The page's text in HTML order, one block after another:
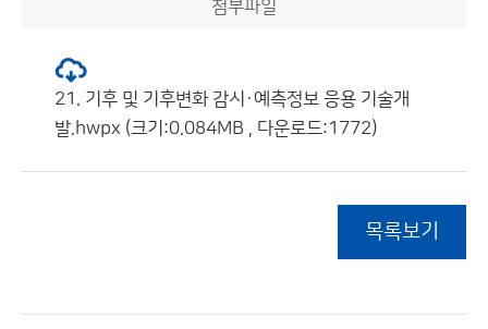
첨부파일
21. 기후 및 기후변화 감시·예측정보 응용 기술개
발.hwpx (크기:0.084MB , 다운로드:1772)
목록보기